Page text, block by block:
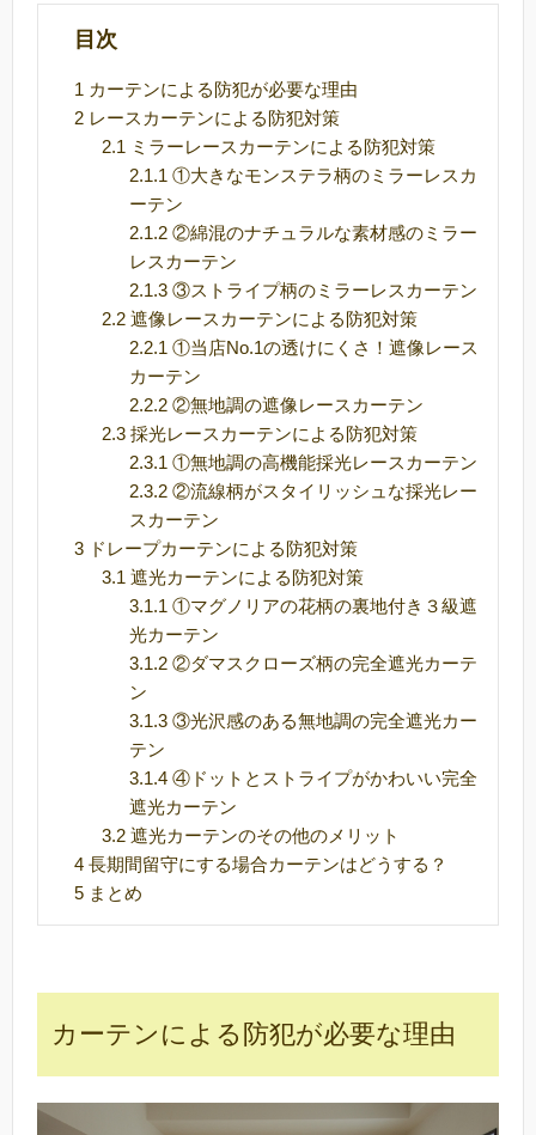
目次
1 カーテンによる防犯が必要な理由
2 レースカーテンによる防犯対策
2.1 ミラーレースカーテンによる防犯対策
2.1.1 ①大きなモンステラ柄のミラーレスカ
ーテン
2.1.2②綿混のナチュラルな素材感のミラー
レスカーテン
2.1.3③ストライプ柄のミラーレスカーテン
2.2遮像レースカーテンによる防犯対策
2.2.1 ①当店No.1の透けにくさ！遮像レース
カーテン
2.2.2②無地調の遮像レースカーテン
2.3採光レースカーテンによる防犯対策
2.3.1 ①無地調の高機能採光レースカーテン
2.3.2②流線柄がスタイリッシュな採光レー
スカーテン
3 ドレープカーテンによる防犯対策
3.1 遮光カーテンによる防犯対策
3.1.1 ①マグノリアの花柄の裏地付き３級遮
光カーテン
3.1.2②ダマスクローズ柄の完全遮光カーテ
ン
3.1.3③光沢感のある無地調の完全遮光カー
テン
3.1.4④ドットとストライプがかわいい完全
遮光カーテン
3.2遮光カーテンのその他のメリット
4 長期間留守にする場合カーテンはどうする？
5 まとめ
カーテンによる防犯が必要な理由